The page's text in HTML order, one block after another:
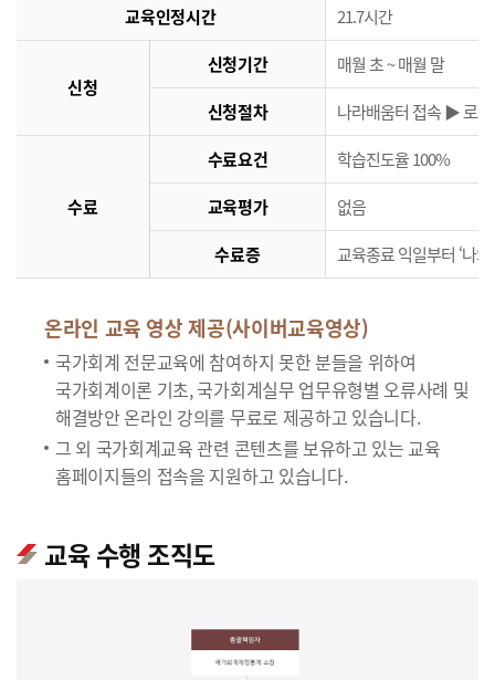
교육인정시간 21.7시간
신청
신청기간 매월 초 ~ 매월 말
신청절차 나라배움터 접속 ▶ 로그
수료
수료요건 학습진도율 100%
교육평가 없음
수료증 교육종료 익일부터 ‘나
온라인 교육 영상 제공(사이버교육영상)
국가회계 전문교육에 참여하지 못한 분들을 위하여
국가회계이론 기초, 국가회계실무 업무유형별 오류사례 및
해결방안 온라인 강의를 무료로 제공하고 있습니다.
그 외 국가회계교육 관련 콘텐츠를 보유하고 있는 교육
홈페이지들의 접속을 지원하고 있습니다.
교육 수행 조직도